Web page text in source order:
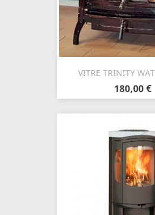
VITRE TRINITY
180,00 €